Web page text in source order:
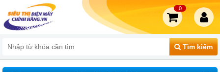
Tìm kiếm
0